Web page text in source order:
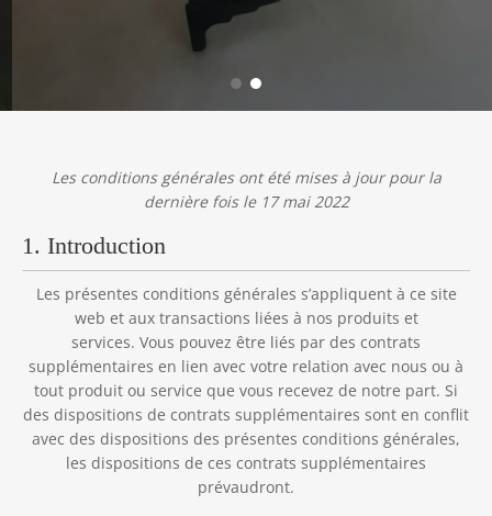
Les conditions générales ont été mises à jour pour la
dernière fois le 17 mai 2022
1. Introduction
Les présentes conditions générales s’appliquent à ce site
web et aux transactions liées à nos produits et
services. Vous pouvez être liés par des contrats
supplémentaires en lien avec votre relation avec nous ou à
tout produit ou service que vous recevez de notre part. Si
des dispositions de contrats supplémentaires sont en conflit
avec des dispositions des présentes conditions générales,
les dispositions de ces contrats supplémentaires
prévaudront.